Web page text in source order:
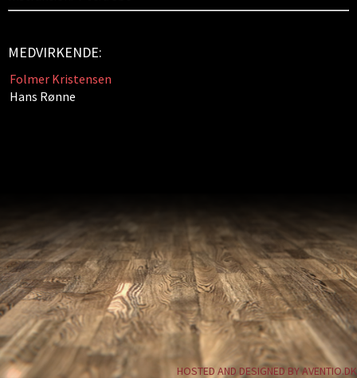
MEDVIRKENDE:
Folmer Kristensen
Hans Rønne
HOSTED AND DESIGNED BY AVENTIO.DK